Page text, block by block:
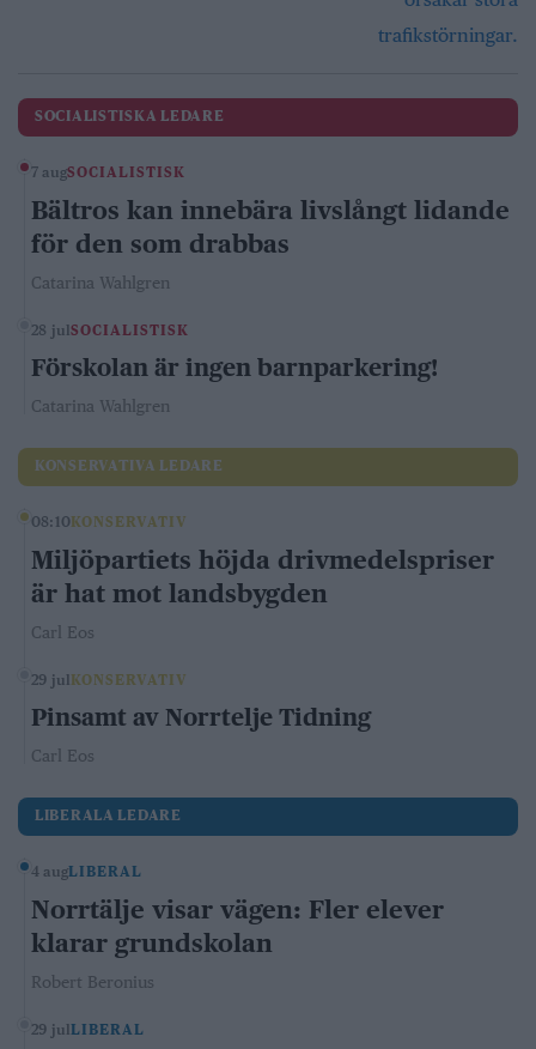
SOCIALISTISKA LEDARE
7 augSOCIALISTISK
Bältros kan innebära livslångt lidande
för den som drabbas
Catarina Wahlgren
28 julSOCIALISTISK
Förskolan är ingen barnparkering!
Catarina Wahlgren
KONSERVATIVA LEDARE
08:10 KONSERVATIV
Miljöpartiets höjda drivmedelspriser
är hat mot landsbygden
Carl Eos
29 jul KONSERVATIV
Pinsamt av Norrtelje Tidning
Carl Eos
LIBERALA LEDARE
4 augLIBERAL
Norrtälje visar vägen: Fler elever
klarar grundskolan
Robert Beronius
29 julLIBERAL